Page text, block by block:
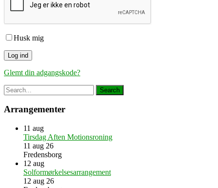
Husk mig
Glemt din adgangskode?
Arrangementer
11 aug
Tirsdag Aften Motionsroning
11 aug 26
Fredensborg
12 aug
Solformørkelsesarrangement
12 aug 26